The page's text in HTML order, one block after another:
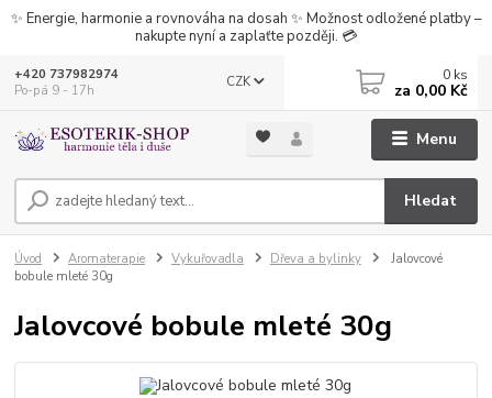
✨ Energie, harmonie a rovnováha na dosah ✨ Možnost odložené platby –
nakupte nyní a zaplaťte později. 💳
Menu
CZK
Hledat
+420 737982974
Po-pá 9 - 17h
0 ks
za 0,00 Kč
Úvod Aromaterapie Vykuřovadla Dřeva a bylinky
Jalovcové
bobule mleté 30g
Jalovcové bobule mleté 30g